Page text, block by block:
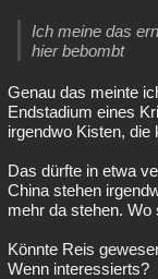
Übersichten
Lesenswert
Ich meine das
hier bebombt
Genau das meinte
Endstadium eines
irgendwo Kisten, die
Das dürfte in etwa
China stehen
mehr da stehen. Wo
Könnte Reis
Wenn interessierts?